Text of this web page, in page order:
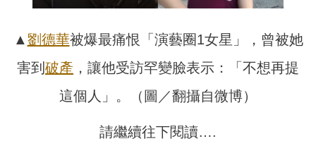
▲劉德華被爆最痛恨「演藝圈1女星」，曾被她
害到 破產 ，讓他受訪罕變臉表示：「不想再提
這個人」。（圖／翻攝自微博）
請繼續往下閱讀….